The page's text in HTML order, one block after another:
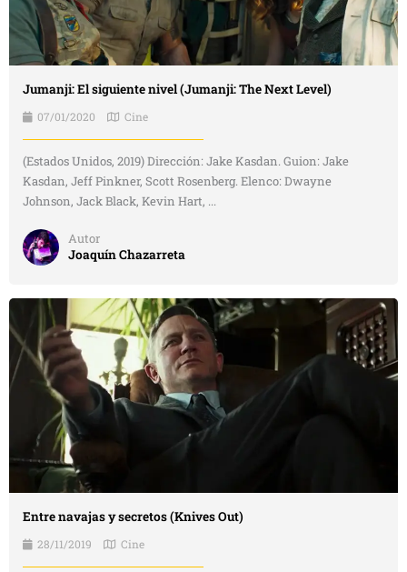
Jumanji: El siguiente nivel (Jumanji: The Next Level)
07/01/2020 Cine
(Estados Unidos, 2019) Dirección: Jake Kasdan. Guion: Jake
Kasdan, Jeff Pinkner, Scott Rosenberg. Elenco: Dwayne
Johnson, Jack Black, Kevin Hart, ...
Autor
Joaquín Chazarreta
Entre navajas y secretos (Knives Out)
28/11/2019 Cine